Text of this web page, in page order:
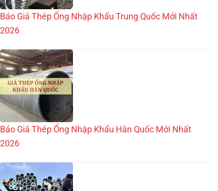
Báo Giá Thép Ống Nhập Khẩu Trung Quốc Mới Nhất
2026
Báo Giá Thép Ống Nhập Khẩu Hàn Quốc Mới Nhất
2026